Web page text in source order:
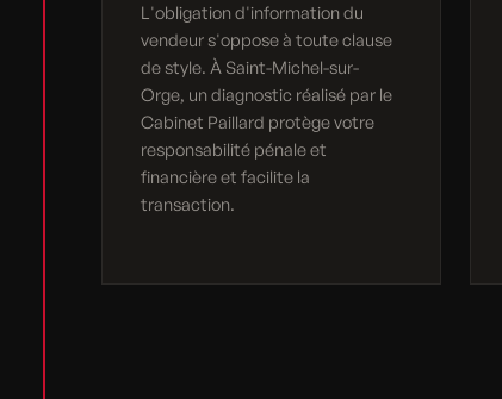
L'obligation d'information du
vendeur s'oppose à toute clause
de style. À Saint-Michel-sur-
Orge, un diagnostic réalisé par le
Cabinet Paillard protège votre
responsabilité pénale et
financière et facilite la
transaction.